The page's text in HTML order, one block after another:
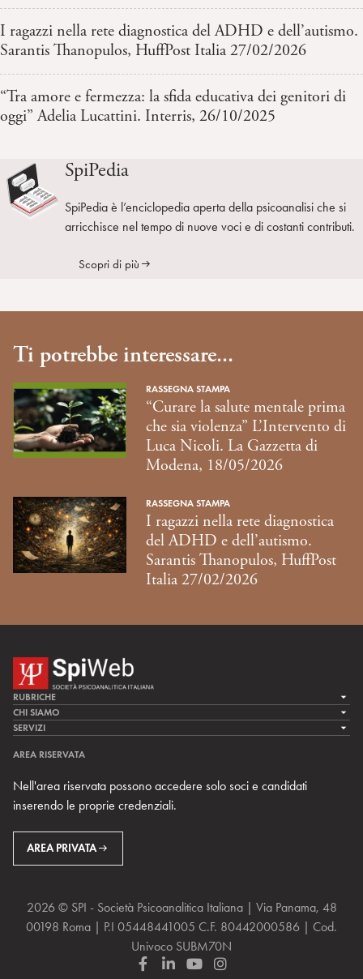
I ragazzi nella rete diagnostica del ADHD e dell’autismo.
Sarantis Thanopulos, HuffPost Italia 27/02/2026
“Tra amore e fermezza: la sfida educativa dei genitori di
oggi” Adelia Lucattini. Interris, 26/10/2025
SpiPedia
SpiPedia è l’enciclopedia aperta della psicoanalisi che si
arricchisce nel tempo di nuove voci e di costanti contributi.
Scopri di più
Ti potrebbe interessare...
RASSEGNA STAMPA
“Curare la salute mentale prima
che sia violenza” L’Intervento di
Luca Nicoli. La Gazzetta di
Modena, 18/05/2026
RASSEGNA STAMPA
I ragazzi nella rete diagnostica
del ADHD e dell’autismo.
Sarantis Thanopulos, HuffPost
Italia 27/02/2026
RUBRICHE
LA CURA
LA RICERCA
MULTIMEDIA
CHI SIAMO
LA SPI
TEAM DI SPIWEB
CONTATTI
RIVISTE
SERVIZI
ARCHIVIO STORICO
AREA RISERVATA
Nell'area riservata possono accedere solo soci e candidati
inserendo le proprie credenziali.
AREA PRIVATA
2026 © SPI - Società Psicoanalitica Italiana | Via Panama, 48
00198 Roma | P.I 05448441005 C.F. 80442000586 | Cod.
Univoco SUBM70N
F L Y I